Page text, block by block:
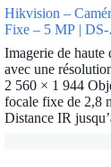
Hikvision –
Fixe – 5 MP | DS-
2CE17H0T-IT3F
Imagerie de haute
avec une
2 560 × 1 944
focale fixe de 2,8
Distance IR